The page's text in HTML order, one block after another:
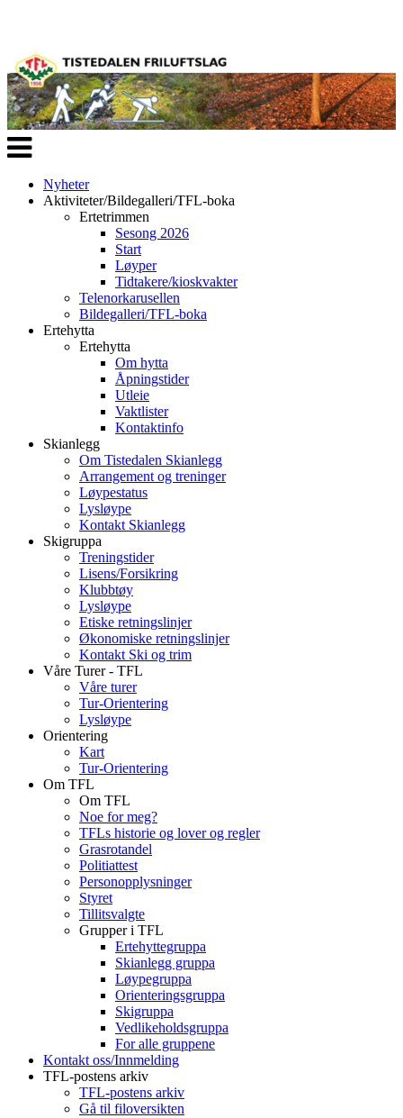
Veksle
navigasjon
Nyheter
Aktiviteter/Bildegalleri/TFL-boka
Ertetrimmen
Sesong 2026
Start
Løyper
Tidtakere/kioskvakter
Telenorkarusellen
Bildegalleri/TFL-boka
Ertehytta
Ertehytta
Om hytta
Åpningstider
Utleie
Vaktlister
Kontaktinfo
Skianlegg
Om Tistedalen Skianlegg
Arrangement og treninger
Løypestatus
Lysløype
Kontakt Skianlegg
Skigruppa
Treningstider
Lisens/Forsikring
Klubbtøy
Lysløype
Etiske retningslinjer
Økonomiske retningslinjer
Kontakt Ski og trim
Våre Turer - TFL
Våre turer
Tur-Orientering
Lysløype
Orientering
Kart
Tur-Orientering
Om TFL
Om TFL
Noe for meg?
TFLs historie og lover og regler
Grasrotandel
Politiattest
Personopplysninger
Styret
Tillitsvalgte
Grupper i TFL
Ertehyttegruppa
Skianlegg gruppa
Løypegruppa
Orienteringsgruppa
Skigruppa
Vedlikeholdsgruppa
For alle gruppene
Kontakt oss/Innmelding
TFL-postens arkiv
TFL-postens arkiv
Gå til filoversikten